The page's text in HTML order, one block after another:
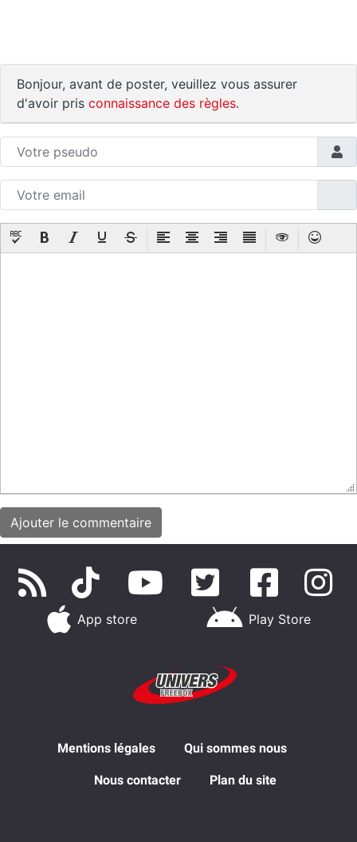
Bonjour, avant de poster, veuillez vous assurer
d'avoir pris connaissance des règles.
App store Play Store
Mentions légales Qui sommes nous
Nous contacter Plan du site